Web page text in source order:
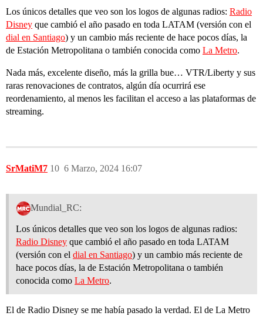
Los únicos detalles que veo son los logos de algunas radios: Radio
Disney que cambió el año pasado en toda LATAM (versión con el
dial en Santiago) y un cambio más reciente de hace pocos días, la
de Estación Metropolitana o también conocida como La Metro.
Nada más, excelente diseño, más la grilla bue… VTR/Liberty y sus
raras renovaciones de contratos, algún día ocurrirá ese
reordenamiento, al menos les facilitan el acceso a las plataformas de
streaming.
SrMatiM7 6 Marzo, 2024 16:07
10
Mundial_RC:
Los únicos detalles que veo son los logos de algunas radios:
Radio Disney que cambió el año pasado en toda LATAM
(versión con el dial en Santiago) y un cambio más reciente de
hace pocos días, la de Estación Metropolitana o también
conocida como La Metro.
El de Radio Disney se me había pasado la verdad. El de La Metro